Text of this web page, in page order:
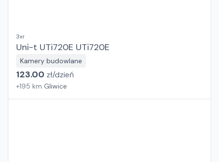
3xr
Uni-t UTi720E UTi720E
Kamery budowlane
123.00 zł/dzień
+195 km Gliwice